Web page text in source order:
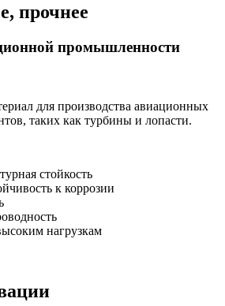
прочнее
промышленности
для производства авиационных
таких как турбины и лопасти.
стойкость
к коррозии
нагрузкам